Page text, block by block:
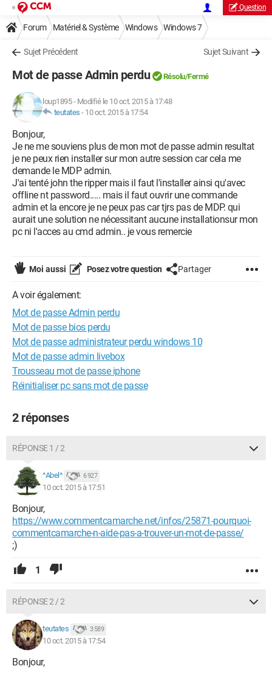
Question
Forum Matériel & Système Windows Windows 7
Sujet Précédent Sujet Suivant
Mot de passe Admin perdu Résolu/Fermé
loup1895- Modifié le 10 oct. 2015 à 17:48
teutates - 10 oct. 2015 à 17:54
Bonjour,
Je ne me souviens plus de mon mot de passe admin resultat
je ne peux rien installer sur mon autre session car cela me
demande le MDP admin.
J'ai tenté john the ripper mais il faut l'installer ainsi qu'avec
offline nt password..... mais il faut ouvrir une commande
admin et la encore je ne peux pas car tjrs pas de MDP. qui
aurait une solution ne nécessitant aucune installationsur mon
pc ni l'acces au cmd admin.. je vous remercie
Moi aussi Posez votre question Partager
A voir également:
Mot de passe Admin perdu
Mot de passe bios perdu
Mot de passe administrateur perdu windows 10
Mot de passe admin livebox
Trousseau mot de passe iphone
Réinitialiser pc sans mot de passe
2 réponses
RÉPONSE 1 / 2
^Abel^ 6 927
10 oct. 2015 à 17:51
Bonjour,
https://www.commentcamarche.net/infos/25871-pourquoi-
commentcamarche-n-aide-pas-a-trouver-un-mot-de-passe/
;)
1
RÉPONSE 2 / 2
teutates 3 589
10 oct. 2015 à 17:54
Bonjour,